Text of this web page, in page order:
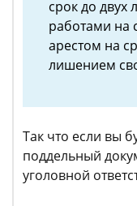
срок до двух
работами на
арестом на
лишением
Так что если вы
поддельный
уголовной